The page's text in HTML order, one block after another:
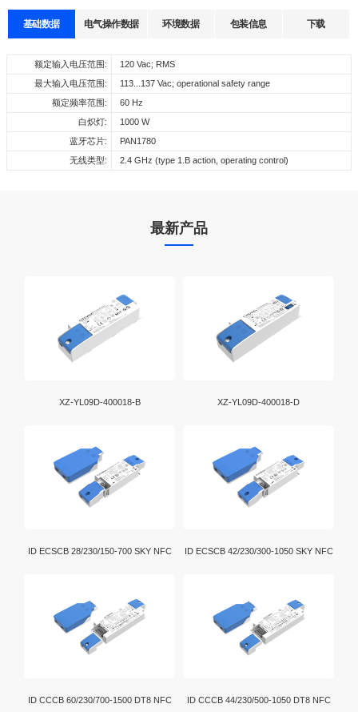
基础数据 电气操作数据 环境数据 包装信息 下载
额定输入电压范围:
120 Vac; RMS
最大输入电压范围:
113...137 Vac; operational safety range
额定频率范围:
60 Hz
白炽灯:
1000 W
蓝牙芯片:
PAN1780
无线类型:
2.4 GHz (type 1.B action, operating control)
x宽x高）
NARCP 15 A-120V-W-CAS 120 VAC
工作温度:
储存温度:
-20… +60C
储存湿度:
最高Tc温度:
N/A
每箱数量:
40 Pcs
外箱尺寸:
14.0 × 11.2 × 12.4 in (355 x 285 x 315 mm)
整箱重量:
6.5 kg
数据表 认证
Select
168958_NARCP_15A_120V_W_CAS
Select
We are sorry, but the content is still under construction. Please get in
touch with us and let us know, what details you do need.
Select
3D_NARCP_15A_120V_W_CAS
Select
We are sorry, but the content is still under construction. Please get in
touch with us and let us know, what details you do need.
最新产品
XZ-YL09D-400018-B XZ-YL09D-400018-D
ID ECSCB 28/230/150-700 SKY NFC ID ECSCB 42/230/300-1050 SKY NFC
ID CCCB 60/230/700-1500 DT8 NFC ID CCCB 44/230/500-1050 DT8 NFC